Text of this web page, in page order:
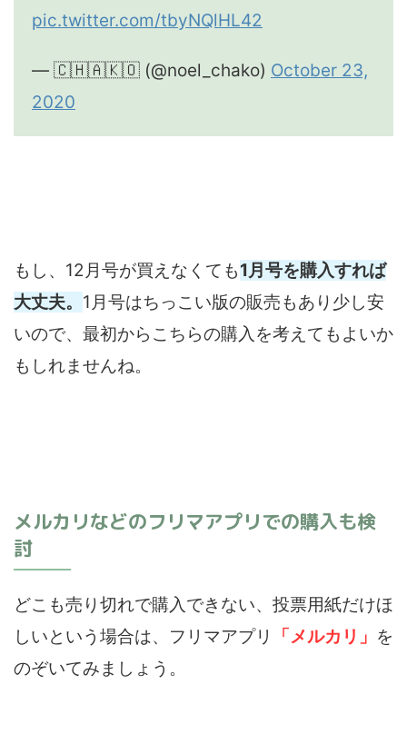
pic.twitter.com/tbyNQlHL42
— 🇨​🇭​🇦​🇰​🇴 (@noel_chako) October 23,
2020
もし、12月号が買えなくても1月号を購入すれば
大丈夫。 1月号はちっこい版の販売もあり少し安
いので、最初からこちらの購入を考えてもよいか
もしれませんね。
メルカリなどのフリマアプリでの購入も検
討
どこも売り切れで購入できない、投票用紙だけほ
しいという場合は、フリマアプリ
「メルカリ」 を
のぞいてみましょう。